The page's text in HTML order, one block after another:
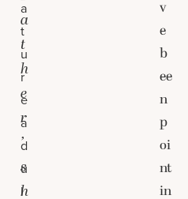
a
t
h
e
r
’
s
h
a
t
u
r
e
a
d
u
l
v
e
b
ee
n
p
oi
nt
in